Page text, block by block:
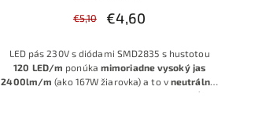
€5,10 €4,60
LED pás 230V s diódami SMD2835 s hustotou
120 LED/m ponúka mimoriadne vysoký jas
2400lm/m (ako 167W žiarovka) a to v neutrálnej
možnosť